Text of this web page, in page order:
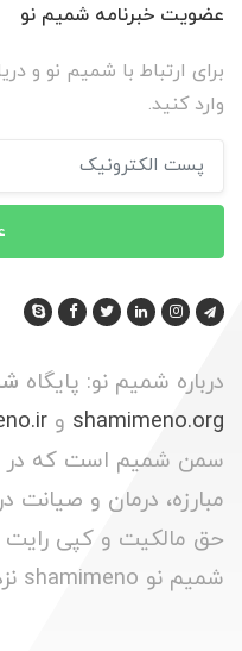
عضویت خبرنامه شمیم نو
برای ارتباط با شمیم نو و
وارد کنید.
درباره شمیم نو: پایگاه
shamimeno.org و
سمن شمیم است که در
مبارزه، درمان و صیانت
شمیم نو shamimeno نزد م.م.ی.م© محفوظ است.